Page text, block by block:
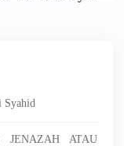
Syahid
JENAZAH ATAU